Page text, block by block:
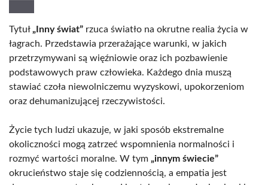
Tytuł„Inny świat” rzuca światło na okrutne realia życia w
łagrach. Przedstawia przerażające warunki, w jakich
przetrzymywani są więźniowie oraz ich pozbawienie
podstawowych praw człowieka. Każdego dnia muszą
stawiać czoła niewolniczemu wyzyskowi, upokorzeniom
oraz dehumanizującej rzeczywistości.
Życie tych ludzi ukazuje, w jaki sposób ekstremalne
okoliczności mogą zatrzeć wspomnienia normalności i
rozmyć wartości moralne. W tym „innym świecie”
okrucieństwo staje się codziennością, a empatia jest